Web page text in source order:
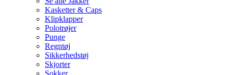
Kasketter & Caps
Klipklapper
Polotrøjer
Punge
Regntøj
Sikkerhedstøj
Skjorter
Sokker